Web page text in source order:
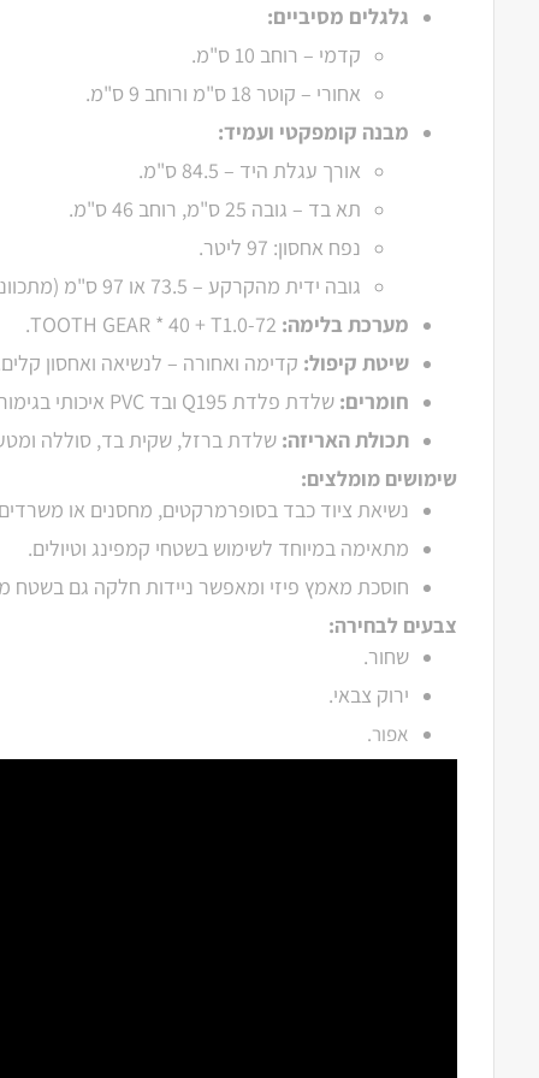
גלגלים מסיביים:
קדמי – רוחב 10 ס"מ.
אחורי – קוטר 18 ס"מ ורוחב 9 ס"מ.
מבנה קומפקטי ועמיד:
אורך עגלת היד – 84.5 ס"מ.
תא בד – גובה 25 ס"מ, רוחב 46 ס"מ.
נפח אחסון: 97 ליטר.
גובה ידית מהקרקע – 73.5 או 97 ס"מ (מתכוונן).
מערכת בלימה:
שיטת קיפול: קדימה ואחורה – לנשיאה ואחסון
חומרים: שלדת פלדת Q195 ובד PVC איכותי בגימור צבאי.
תכולת האריזה: שלדת ברזל, שקית בד, סוללה
שימושים מומלצים:
נשיאת ציוד כבד בסופרמרקטים, מחסנים או
מתאימה במיוחד לשימוש בשטחי קמפינג וטיולים.
חוסכת מאמץ פיזי ומאפשר ניידות חלקה גם בשטח
צבעים לבחירה:
שחור.
ירוק צבאי.
אפור.